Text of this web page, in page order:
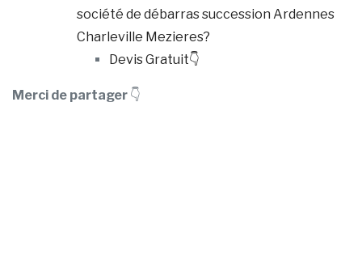
société de débarras succession Ardennes
Charleville Mezieres?
Devis Gratuit👇
Merci de partager 👇